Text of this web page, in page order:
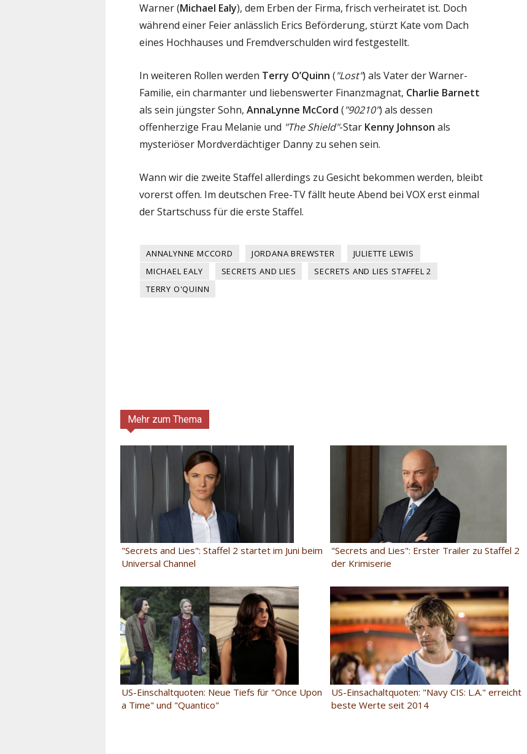
Warner (Michael Ealy), dem Erben der Firma, frisch verheiratet ist. Doch
während einer Feier anlässlich Erics Beförderung, stürzt Kate vom Dach
eines Hochhauses und Fremdverschulden wird festgestellt.
In weiteren Rollen werden Terry O’Quinn ("Lost") als Vater der Warner-
Familie, ein charmanter und liebenswerter Finanzmagnat, Charlie Barnett
als sein jüngster Sohn, AnnaLynne McCord ("90210") als dessen
offenherzige Frau Melanie und "The Shield"-Star Kenny Johnson als
mysteriöser Mordverdächtiger Danny zu sehen sein.
Wann wir die zweite Staffel allerdings zu Gesicht bekommen werden, bleibt
vorerst offen. Im deutschen Free-TV fällt heute Abend bei VOX erst einmal
der Startschuss für die erste Staffel.
ANNALYNNE MCCORD JORDANA BREWSTER
JULIETTE LEWIS
MICHAEL EALY
SECRETS AND LIES
SECRETS AND LIES STAFFEL 2
TERRY O'QUINN
Mehr zum Thema
"Secrets and Lies": Staffel 2 startet im Juni beim
Universal Channel
"Secrets and Lies": Erster Trailer zu Staffel 2
der Krimiserie
US-Einschaltquoten: Neue Tiefs für "Once Upon
a Time" und "Quantico"
US-Einsachaltquoten: "Navy CIS: L.A." erreicht
beste Werte seit 2014